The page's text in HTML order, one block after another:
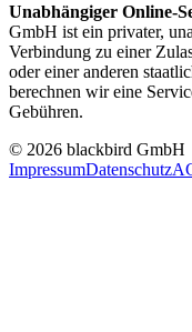
Unabhängiger Online-
GmbH ist ein privater,
Verbindung zu einer
oder einer anderen
berechnen wir eine
Gebühren.
© 2026 blackbird GmbH
ImpressumDatenschutz